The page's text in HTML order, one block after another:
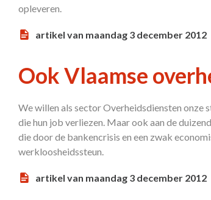
opleveren.
artikel van maandag 3 december 2012
Ook Vlaamse
We willen als sector Overheidsdiensten onze
die hun job verliezen. Maar ook aan de
die door de bankencrisis en een zwak
werkloosheidssteun.
artikel van maandag 3 december 2012